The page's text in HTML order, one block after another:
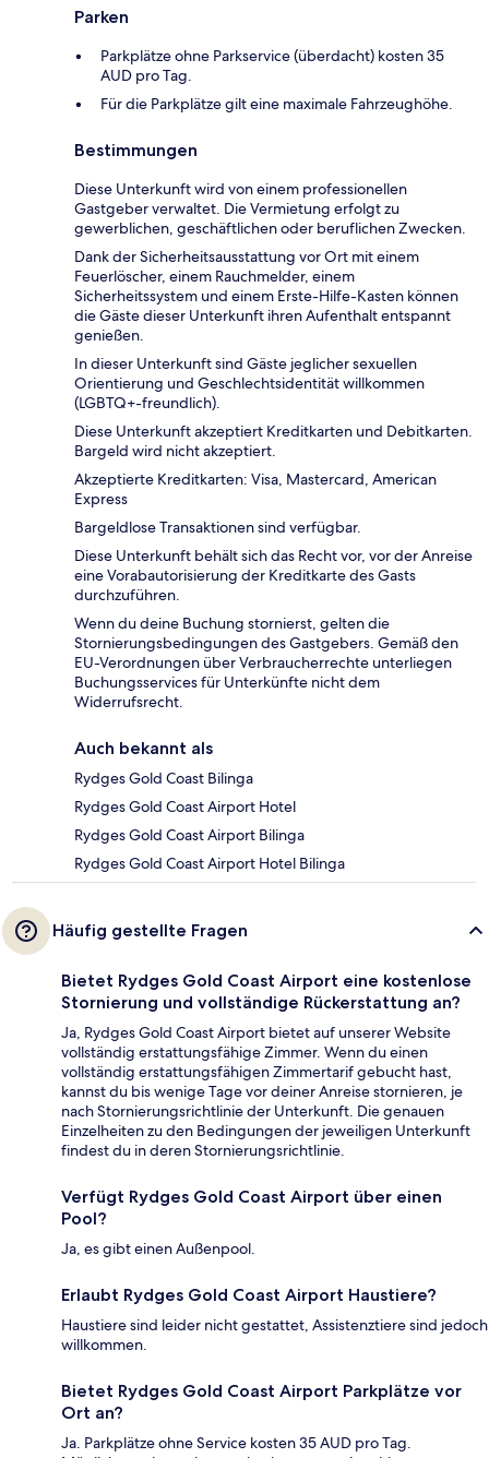
Parken
Parkplätze ohne Parkservice (überdacht) kosten 35
AUD pro Tag.
Für die Parkplätze gilt eine maximale Fahrzeughöhe.
Bestimmungen
Diese Unterkunft wird von einem professionellen
Gastgeber verwaltet. Die Vermietung erfolgt zu
gewerblichen, geschäftlichen oder beruflichen Zwecken.
Dank der Sicherheitsausstattung vor Ort mit einem
Feuerlöscher, einem Rauchmelder, einem
Sicherheitssystem und einem Erste-Hilfe-Kasten können
die Gäste dieser Unterkunft ihren Aufenthalt entspannt
genießen.
In dieser Unterkunft sind Gäste jeglicher sexuellen
Orientierung und Geschlechtsidentität willkommen
(LGBTQ+-freundlich).
Diese Unterkunft akzeptiert Kreditkarten und Debitkarten.
Bargeld wird nicht akzeptiert.
Akzeptierte Kreditkarten: Visa, Mastercard, American
Express
Bargeldlose Transaktionen sind verfügbar.
Diese Unterkunft behält sich das Recht vor, vor der Anreise
eine Vorabautorisierung der Kreditkarte des Gasts
durchzuführen.
Wenn du deine Buchung stornierst, gelten die
Stornierungsbedingungen des Gastgebers. Gemäß den
EU-Verordnungen über Verbraucherrechte unterliegen
Buchungsservices für Unterkünfte nicht dem
Widerrufsrecht.
Auch bekannt als
Rydges Gold Coast Bilinga
Rydges Gold Coast Airport Hotel
Rydges Gold Coast Airport Bilinga
Rydges Gold Coast Airport Hotel Bilinga
Häufig gestellte Fragen
Bietet Rydges Gold Coast Airport eine kostenlose
Stornierung und vollständige Rückerstattung an?
Ja, Rydges Gold Coast Airport bietet auf unserer Website
vollständig erstattungsfähige Zimmer. Wenn du einen
vollständig erstattungsfähigen Zimmertarif gebucht hast,
kannst du bis wenige Tage vor deiner Anreise stornieren, je
nach Stornierungsrichtlinie der Unterkunft. Die genauen
Einzelheiten zu den Bedingungen der jeweiligen Unterkunft
findest du in deren Stornierungsrichtlinie.
Verfügt Rydges Gold Coast Airport über einen
Pool?
Ja, es gibt einen Außenpool.
Erlaubt Rydges Gold Coast Airport Haustiere?
Haustiere sind leider nicht gestattet, Assistenztiere sind jedoch
willkommen.
Bietet Rydges Gold Coast Airport Parkplätze vor
Ort an?
Ja. Parkplätze ohne Service kosten 35 AUD pro Tag.